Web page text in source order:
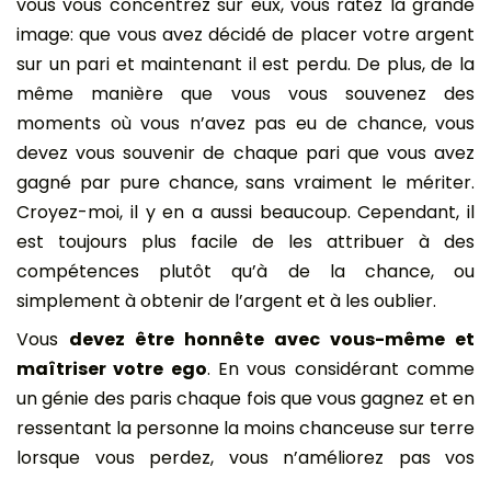
image: que vous avez décidé de placer votre argent
sur un pari et maintenant il est perdu. De plus, de la
même manière que vous vous souvenez des
moments où vous n’avez pas eu de chance, vous
devez vous souvenir de chaque pari que vous avez
gagné par pure chance, sans vraiment le mériter.
Croyez-moi, il y en a aussi beaucoup. Cependant, il
est toujours plus facile de les attribuer à des
compétences plutôt qu’à de la chance, ou
simplement à obtenir de l’argent et à les oublier.
Vous devez être honnête avec vous-même et
maîtriser votre ego. En vous considérant comme
un génie des paris chaque fois que vous gagnez et en
ressentant la personne la moins chanceuse sur terre
lorsque vous perdez, vous n’améliorez pas vos